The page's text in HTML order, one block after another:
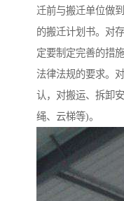
迁前与搬迁单位做
的搬迁计划书。对
定要制定完善的措
法律法规的要求。
认，对搬运、拆卸
绳、云梯等)。